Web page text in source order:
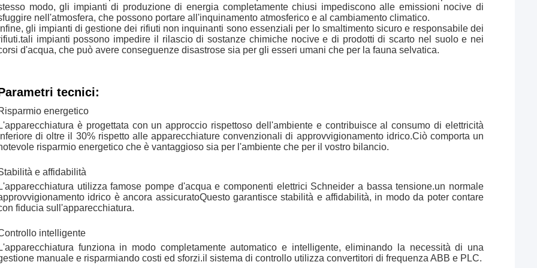
modo, gli impianti di produzione di energia completamente chiusi impediscono alle emissioni nocive di
nell'atmosfera, che possono portare all'inquinamento atmosferico e al cambiamento climatico.
gli impianti di gestione dei rifiuti non inquinanti sono essenziali per lo smaltimento sicuro e responsabile dei
impianti possono impedire il rilascio di sostanze chimiche nocive e di prodotti di scarto nel suolo e nei
d'acqua, che può avere conseguenze disastrose sia per gli esseri umani che per la fauna selvatica.
tecnici:
energetico
è progettata con un approccio rispettoso dell'ambiente e contribuisce al consumo di elettricità
di oltre il 30% rispetto alle apparecchiature convenzionali di approvvigionamento idrico.Ciò comporta un
risparmio energetico che è vantaggioso sia per l'ambiente che per il vostro bilancio.
e affidabilità
utilizza famose pompe d'acqua e componenti elettrici Schneider a bassa tensione.un normale
idrico è ancora assicuratoQuesto garantisce stabilità e affidabilità, in modo da poter contare
fiducia sull'apparecchiatura.
intelligente
funziona in modo completamente automatico e intelligente, eliminando la necessità di una
manuale e risparmiando costi ed sforzi.il sistema di controllo utilizza convertitori di frequenza ABB e PLC.